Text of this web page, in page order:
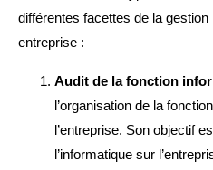
différentes facettes de la gestion
entreprise :
Audit de la fonction
l’organisation de la
l’entreprise. Son objectif
l’informatique sur